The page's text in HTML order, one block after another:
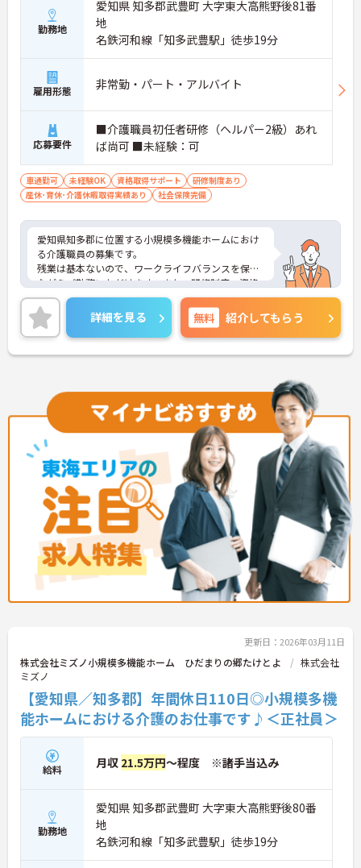
勤務地
愛知県 知多郡武豊町 大字東大高熊野後81番
地
名鉄河和線「知多武豊駅」徒歩19分
雇用形態 非常勤・パート・アルバイト
応募要件
■介護職員初任者研修（ヘルパー2級）あれ
ば尚可 ■未経験：可
車通勤可 未経験OK 資格取得サポート
研修制度あり
産休･育休･介護休暇取得実績あり
社会保険完備
愛知県知多郡に位置する小規模多機能ホームにおけ
る介護職員の募集です。
残業は基本ないので、ワークライフバランスを保ち
ながらご勤務いただけます。また、研修制度・資格
取得支援制度あり、働きながらスキルアップが見込
めます。
ご興味のある方には、面接対策ポイントなど、さら
に詳細をお話しいたしますのでお気軽にご相談くだ
さい！
詳細を見る 無料 紹介してもらう
更新日：2026年03月11日
株式会社ミズノ小規模多機能ホーム ひだまりの郷たけとよ
株式会社
ミズノ
【愛知県／知多郡】年間休日110日◎小規模多機
能ホームにおける介護のお仕事です♪＜正社員＞
給料 月収 21.5万円～程度 ※諸手当込み
勤務地
愛知県 知多郡武豊町 大字東大高熊野後80番
地
名鉄河和線「知多武豊駅」徒歩19分